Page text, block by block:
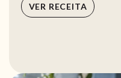
VER RECEITA